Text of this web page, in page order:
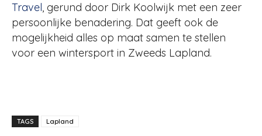
Travel, gerund door Dirk Koolwijk met een zeer
persoonlijke benadering. Dat geeft ook de
mogelijkheid alles op maat samen te stellen
voor een wintersport in Zweeds Lapland.
TAGS Lapland